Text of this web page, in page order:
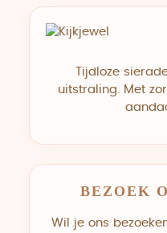
Tijdloze
uitstraling. Met
BEZOEK
Wil je ons